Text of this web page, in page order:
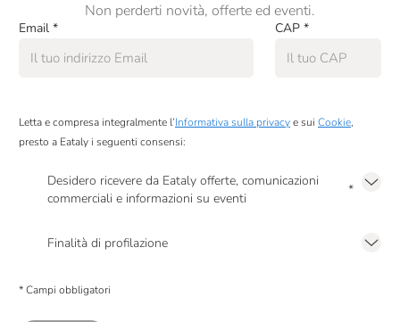
Non perderti novità, offerte ed eventi.
Email * CAP *
Letta e compresa integralmente l’Informativa sulla privacye sui Cookie,
presto a Eataly i seguenti consensi:
Desidero ricevere da Eataly offerte, comunicazioni
commerciali e informazioni su eventi
*
Finalità di profilazione
comunicazioni commerciali personalizzate, in caso di consenso prestato ai
* Campi obbligatori